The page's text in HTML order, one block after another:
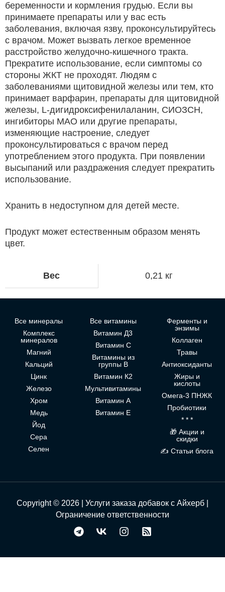
беременности и кормления грудью. Если вы
принимаете препараты или у вас есть
заболевания, включая язву, проконсультируйтесь
с врачом. Может вызвать легкое временное
расстройство желудочно-кишечного тракта.
Прекратите использование, если симптомы со
стороны ЖКТ не проходят. Людям с
заболеваниями щитовидной железы или тем, кто
принимает варфарин, препараты для щитовидной
железы, L-дигидроксифенилаланин, СИОЗСН,
ингибиторы МАО или другие препараты,
изменяющие настроение, следует
проконсультироваться с врачом перед
употреблением этого продукта. При появлении
высыпаний или раздражения следует прекратить
использование.
Хранить в недоступном для детей месте.
Продукт может естественным образом менять
цвет.
Вес 0,21 кг
Все минералы
Комплекс
минералов
Магний
Кальций
Цинк
Железо
Хром
Медь
Йод
Сера
Селен
Все витамины
Витамин Д3
Витамин С
Витамины из
группы В
Витамин К2
Мультивитамины
Витамин А
Витамин Е
Ферменты и
энзимы
Коллаген
Травы
Антиоксиданты
Жиры и
кислоты
Омега-3 ПНЖК
Пробиотики
* * *
🎁 Акции и
скидки
✍ Статьи блога
Copyright © 2026 | Услуги заказа добавок с Айхерб |
Ограничение ответственности